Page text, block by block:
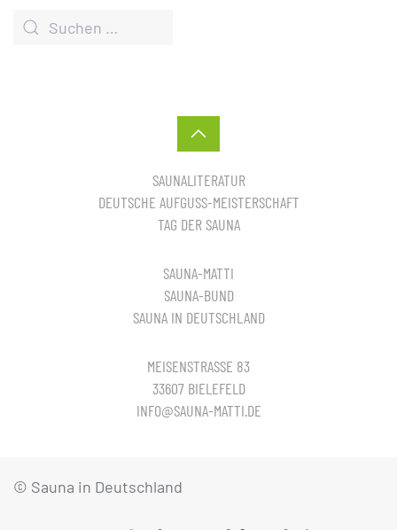
SAUNALITERATUR
DEUTSCHE AUFGUSS-MEISTERSCHAFT
TAG DER SAUNA
SAUNA-MATTI
SAUNA-BUND
SAUNA IN DEUTSCHLAND
MEISENSTRASSE 83
33607 BIELEFELD
INFO@SAUNA-MATTI.DE
© Sauna in Deutschland